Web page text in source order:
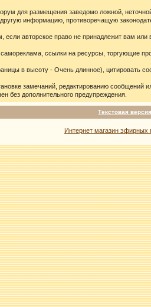
для размещения заведомо ложной,
информацию, противоречащую
авторское право не принадлежит вам или
ссылки на ресурсы, торгующие
в высоту - Очень длинное), цитировать
замечаний, редактированию
без дополнительного предупреждения.
Текстовая версия
Интернет магазин эфирных